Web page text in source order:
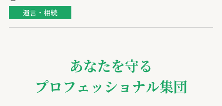
遺言・相続
あなたを守る
プロフェッショナル集団